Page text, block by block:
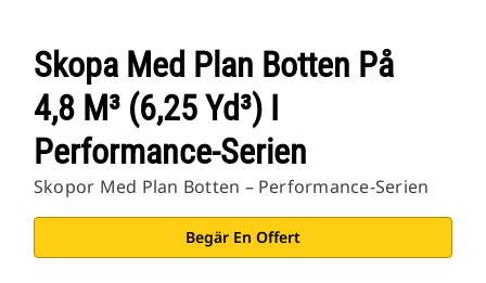
Skopa Med Plan Botten På
4,8 M³ (6,25 Yd³) I
Performance-Serien
Skopor Med Plan Botten – Performance-Serien
Begär En Offert